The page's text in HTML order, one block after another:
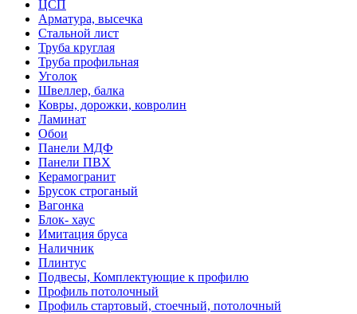
ЦСП
Арматура, высечка
Стальной лист
Труба круглая
Труба профильная
Уголок
Швеллер, балка
Ковры, дорожки, ковролин
Ламинат
Обои
Панели МДФ
Панели ПВХ
Керамогранит
Брусок строганый
Вагонка
Блок- хаус
Имитация бруса
Наличник
Плинтус
Подвесы, Комплектующие к профилю
Профиль потолочный
Профиль стартовый, стоечный, потолочный